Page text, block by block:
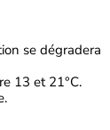
se dégradera
13 et 21°C.